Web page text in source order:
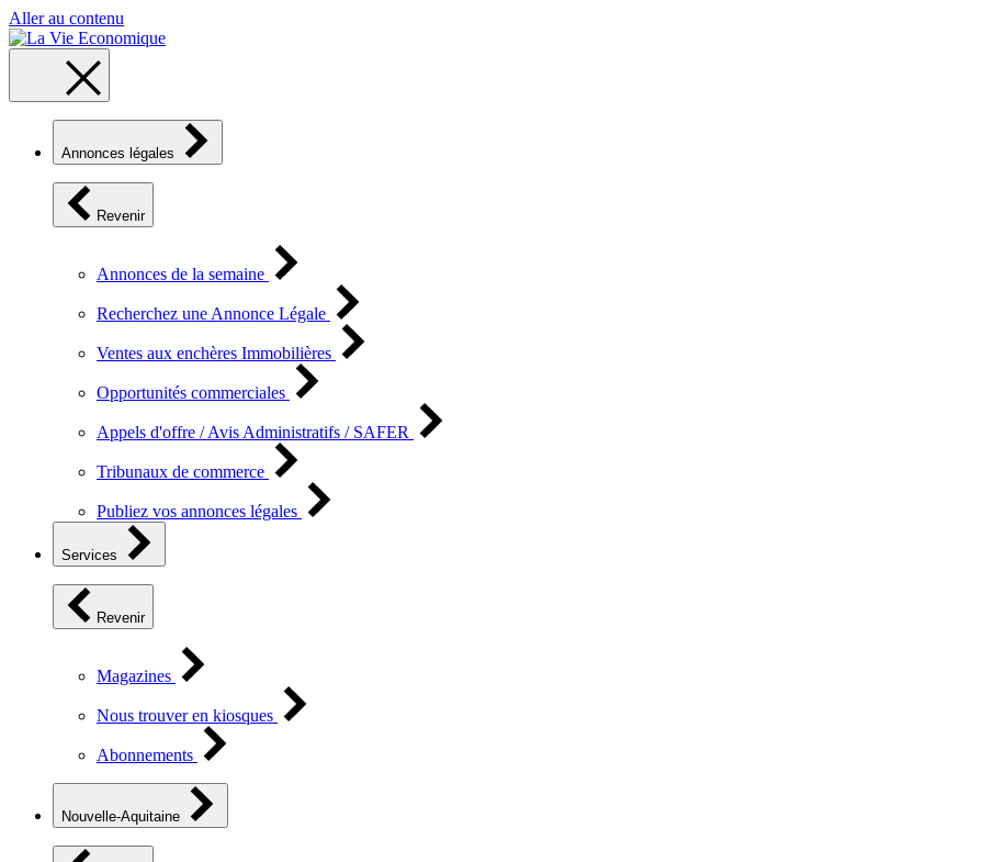
Aller au contenu
Annonces légales
Revenir
Annonces de la semaine
Recherchez une Annonce Légale
Ventes aux enchères Immobilières
Opportunités commerciales
Appels d'offre / Avis Administratifs / SAFER
Tribunaux de commerce
Publiez vos annonces légales
Services
Revenir
Magazines
Nous trouver en kiosques
Abonnements
Nouvelle-Aquitaine